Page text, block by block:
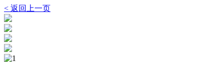
< 返回上一页